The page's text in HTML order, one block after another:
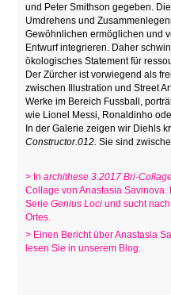
und Peter Smithson gegeben.
Umdrehens und
Gewöhnlichen ermöglichen und
Entwurf integrieren. Daher
ökologisches Statement für
Der Zürcher ist vorwiegend als
zwischen Illustration und Street
Werke im Bereich Fussball,
wie Lionel Messi, Ronaldinho
In der Galerie zeigen wir Diehls
Constructor.012. Sie sind
> Inarchithese 3.2017 Bri-
Collage von Anastasia Savinova.
SerieGenius Lociund sucht
Ortes.
> Einen Bericht über Anastasia
lesen Sie in unserem Blog.